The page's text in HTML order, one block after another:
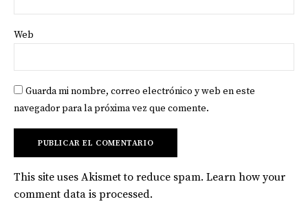
Web
Guarda mi nombre, correo electrónico y web en este
navegador para la próxima vez que comente.
This site uses Akismet to reduce spam. Learn how your
comment data is processed.